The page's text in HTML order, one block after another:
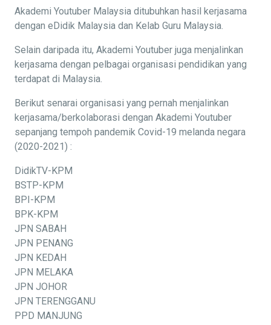
Akademi Youtuber Malaysia ditubuhkan hasil kerjasama
dengan eDidik Malaysia dan Kelab Guru Malaysia.
Selain daripada itu, Akademi Youtuber juga menjalinkan
kerjasama dengan pelbagai organisasi pendidikan yang
terdapat di Malaysia.
Berikut senarai organisasi yang pernah menjalinkan
kerjasama/berkolaborasi dengan Akademi Youtuber
sepanjang tempoh pandemik Covid-19 melanda negara
(2020-2021) :
DidikTV-KPM
BSTP-KPM
BPI-KPM
BPK-KPM
JPN SABAH
JPN PENANG
JPN KEDAH
JPN MELAKA
JPN JOHOR
JPN TERENGGANU
PPD MANJUNG